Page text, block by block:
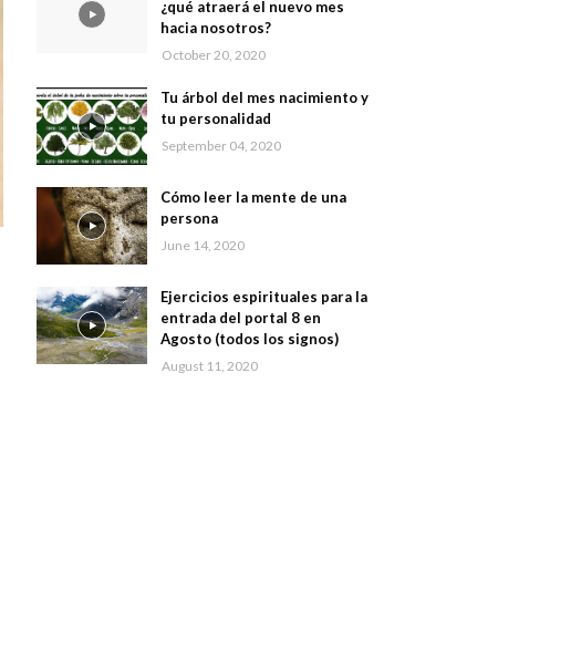
¿qué atraerá el nuevo mes
hacia nosotros?
October 20, 2020
Tu árbol del mes nacimiento y
tu personalidad
September 04, 2020
Cómo leer la mente de una
persona
June 14, 2020
Ejercicios espirituales para la
entrada del portal 8 en
Agosto (todos los signos)
August 11, 2020